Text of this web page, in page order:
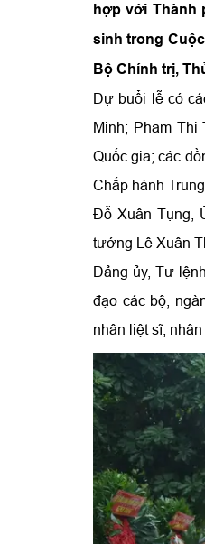
hợp với Thành
sinh trong
Bộ Chính trị,
Dự buổi lễ có
Minh; Phạm
Quốc gia; các
Chấp hành
Đỗ Xuân Tụng,
tướng Lê Xuân
Đảng ủy, Tư
đạo các bộ,
nhân liệt sĩ,